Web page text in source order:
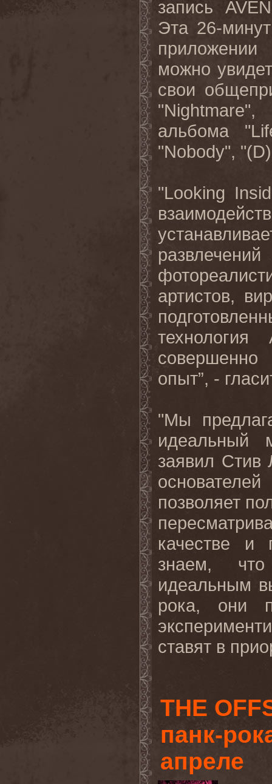
запись
Эта 26-
можно
свои
"Nightmare",
альбома "
"Nobody", "(D)
"Looking
артистов,
технология
опыт”, -
"Мы
идеальный
заявил Стив
позволяет
качестве и
знаем,
идеальным
рока, они
ставят в
THE
панк-
апреле